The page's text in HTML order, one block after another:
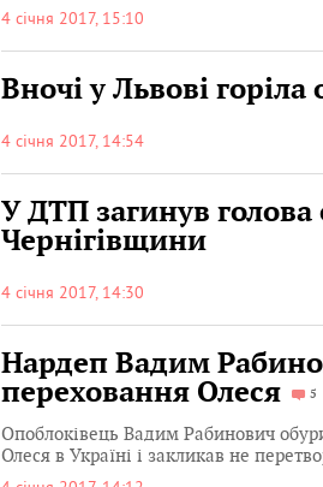
4 січня 2017, 15:10
Вночі у Львові
4 січня 2017, 14:54
У ДТП загинув голова
Чернігівщини
4 січня 2017, 14:30
Нардеп Вадим
переховання Олеся
5
Опоблоківець Вадим Рабинович
Олеся в Україні і закликав не